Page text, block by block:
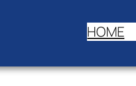
HOME